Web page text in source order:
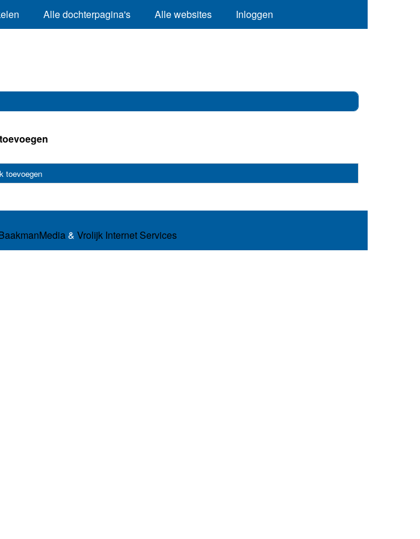
Alle dochterpagina's Alle websites Inloggen
toevoegen
& Vrolijk Internet Services